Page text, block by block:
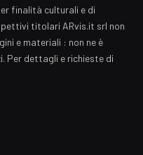
finalità culturali e di
titolari ARvis.it srl non
e materiali : non ne è
Per dettagli e richieste di